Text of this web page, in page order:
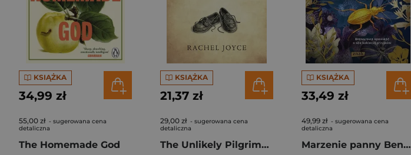
KSIĄŻKA
34,99 zł
55,00 zł - sugerowana cena
detaliczna
The Homemade God
KSIĄŻKA
21,37 zł
29,00 zł - sugerowana cena
detaliczna
The Unlikely Pilgrimage of Harold Fry. Penguin Readers Level 5 wer. angielska
KSIĄŻKA
33,49 zł
49,99 zł - sugerowana cena
detaliczna
Marzenie panny Benson